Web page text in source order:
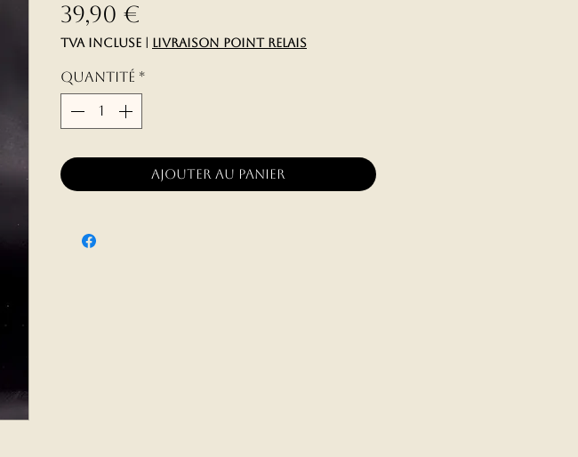
39,90 €
TVA Incluse livraison point relais
Quantité *
Ajouter au panier